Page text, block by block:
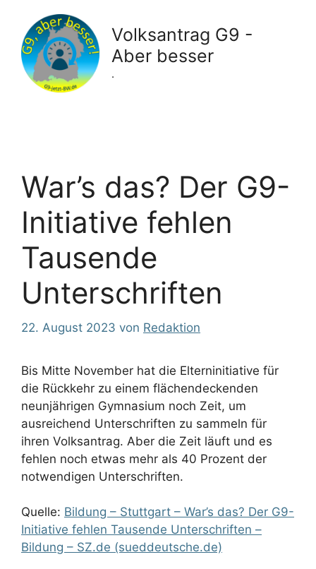
Inhalt
springen
Volksantrag G9 -
Aber besser
.
War’s das? Der G9-
Initiative fehlen
Tausende
Unterschriften
22. August 2023 von Redaktion
Bis Mitte November hat die Elterninitiative für
die Rückkehr zu einem flächendeckenden
neunjährigen Gymnasium noch Zeit, um
ausreichend Unterschriften zu sammeln für
ihren Volksantrag. Aber die Zeit läuft und es
fehlen noch etwas mehr als 40 Prozent der
notwendigen Unterschriften.
Quelle: Bildung – Stuttgart – War’s das? Der G9-
Initiative fehlen Tausende Unterschriften –
Bildung – SZ.de (sueddeutsche.de)